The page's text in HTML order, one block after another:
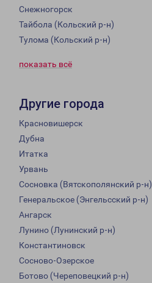
Снежногорск
Тайбола (Кольский р-н)
Тулома (Кольский р-н)
показать всё
Другие города
Красновишерск
Дубна
Итатка
Урвань
Сосновка (Вятскополянский р-н)
Генеральское (Энгельсский р-н)
Ангарск
Лунино (Лунинский р-н)
Константиновск
Сосново-Озерское
Ботово (Череповецкий р-н)